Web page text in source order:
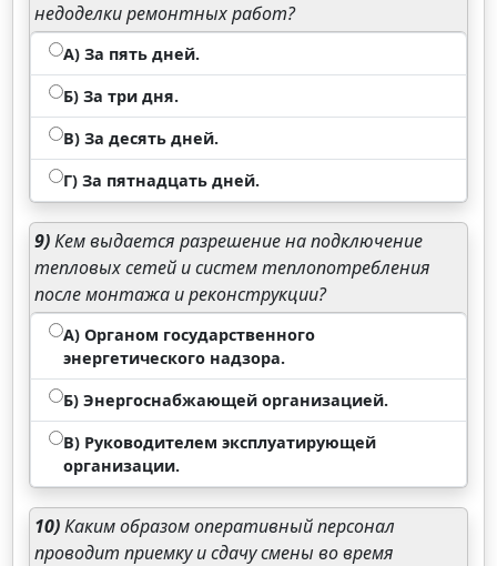
недоделки ремонтных работ?
А) За пять дней.
Б) За три дня.
В) За десять дней.
Г) За пятнадцать дней.
9)Кем выдается разрешение на подключение
тепловых сетей и систем теплопотребления
после монтажа и реконструкции?
А) Органом государственного
энергетического надзора.
Б) Энергоснабжающей организацией.
В) Руководителем эксплуатирующей
организации.
10)Каким образом оперативный персонал
проводит приемку и сдачу смены во время